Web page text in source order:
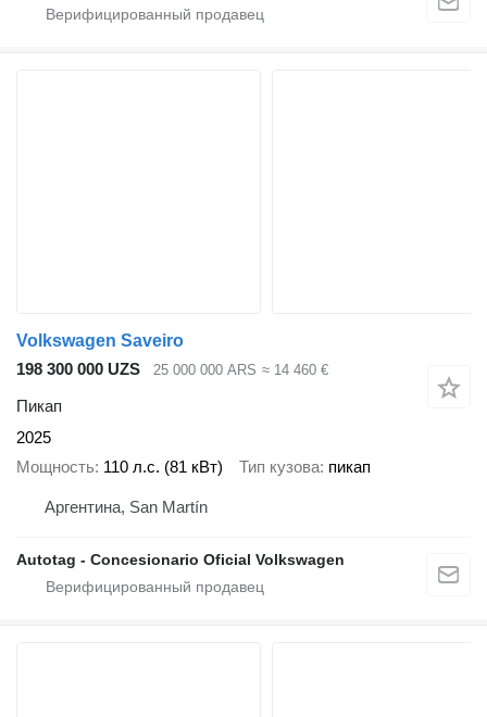
Volkswagen Saveiro
198 300 000 UZS
25 000 000 ARS ≈ 14 460 €
Пикап
2025
Мощность 110 л.с. (81 кВт) Тип кузова пикап
Аргентина, San Martín
Autotag - Concesionario Oficial Volkswagen